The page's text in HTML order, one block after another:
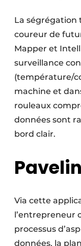
La ségrégation
coureur de
Mapper et
surveillance
(température/
machine et
rouleaux
données sont
bord clair.
Via cette
l’entrepreneur
processus
données, la